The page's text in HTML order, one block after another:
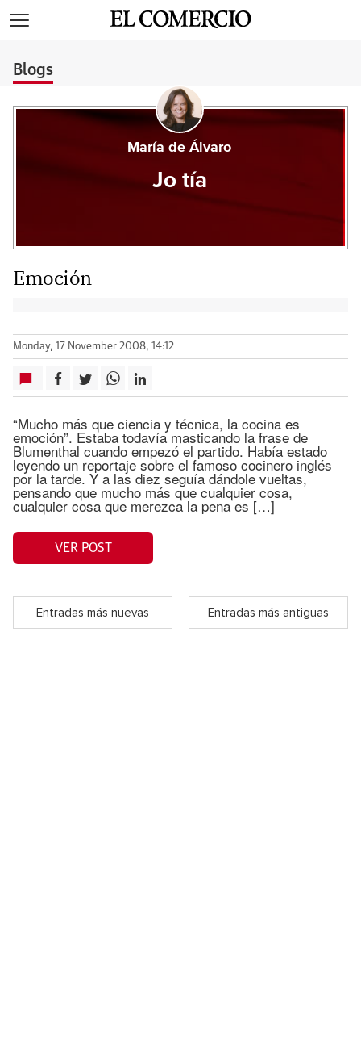
Blogs
María de Álvaro
Jo tía
Emoción
Monday, 17 November 2008, 14:12
“Mucho más que ciencia y técnica, la cocina es
emoción”. Estaba todavía masticando la frase de
Blumenthal cuando empezó el partido. Había estado
leyendo un reportaje sobre el famoso cocinero inglés
por la tarde. Y a las diez seguía dándole vueltas,
pensando que mucho más que cualquier cosa,
cualquier cosa que merezca la pena es […]
VER POST
Entradas más nuevas Entradas más antiguas